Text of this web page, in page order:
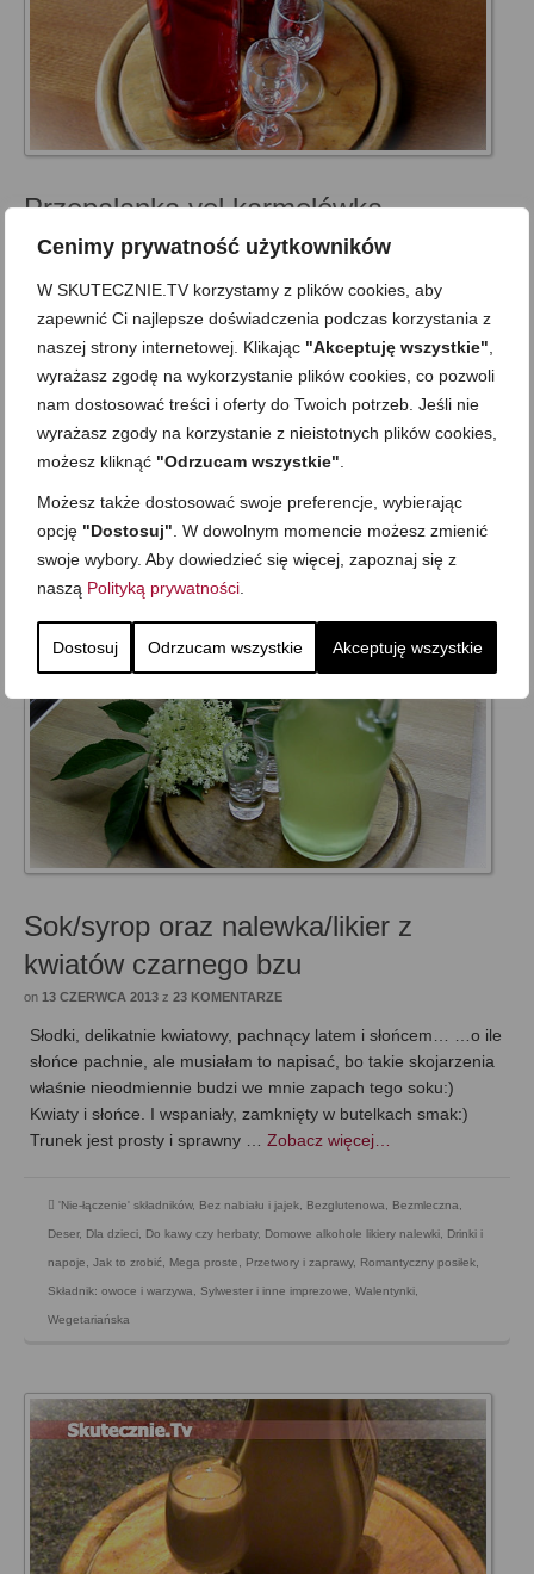
Cenimy prywatność użytkowników
W SKUTECZNIE.TV korzystamy z plików cookies, aby
zapewnić Ci najlepsze doświadczenia podczas korzystania z
naszej strony internetowej. Klikając "Akceptuję wszystkie"
wyrażasz zgodę na wykorzystanie plików cookies, co pozwoli
nam dostosować treści i oferty do Twoich potrzeb. Jeśli nie
wyrażasz zgody na korzystanie z nieistotnych plików cookies,
możesz kliknąć "Odrzucam wszystkie"
Możesz także dostosować swoje preferencje, wybierając
opcję "Dostosuj" . W dowolnym momencie możesz zmienić
swoje wybory. Aby dowiedzieć się więcej, zapoznaj się z
naszą Polityką prywatności
Dostosuj Odrzucam wszystkie Akceptuję wszystkie
Przepalanka vel karmelówka
on1 LIPCA 2013 z10 KOMENTARZY
odrobiną waniliowego aromatu… Przepalanka czy karmelówka
to prosty sposób na domową wódkę, czyli dziś przepis typowo
dla dorosłych i pełnoletnich, którzy chcą i mogą spożywać
alkohol. Jednakże oprócz pretekstów towarzyskich (bo …
Zobacz więcej…
'Nie-łączenie' składników Bez nabiału i jajek
Domowe alkohole likiery nalewki,Jak to zrobić,Mega proste Przystawki i
dodatki,Sylwester i inne imprezowe ,Wegetariańska
Sok/syrop oraz nalewka/likier z
kwiatów czarnego bzu
on 13 CZERWCA 2013 z 23 KOMENTARZE
Słodki, delikatnie kwiatowy, pachnący latem i słońcem… …o ile
słońce pachnie, ale musiałam to napisać, bo takie skojarzenia
właśnie nieodmiennie budzi we mnie zapach tego soku:)
Kwiaty i słońce. I wspaniały, zamknięty w butelkach smak:)
Trunek jest prosty i sprawny … Zobacz więcej…
'Nie-łączenie' składników, Bez nabiału i jajek, Bezglutenowa, Bezmleczna,
Deser, Dla dzieci, Do kawy czy herbaty, Domowe alkohole likiery nalewki, Drinki i
napoje, Jak to zrobić, Mega proste, Przetwory i zaprawy, Romantyczny posiłek,
Składnik: owoce i warzywa, Sylwester i inne imprezowe, Walentynki,
Wegetariańska